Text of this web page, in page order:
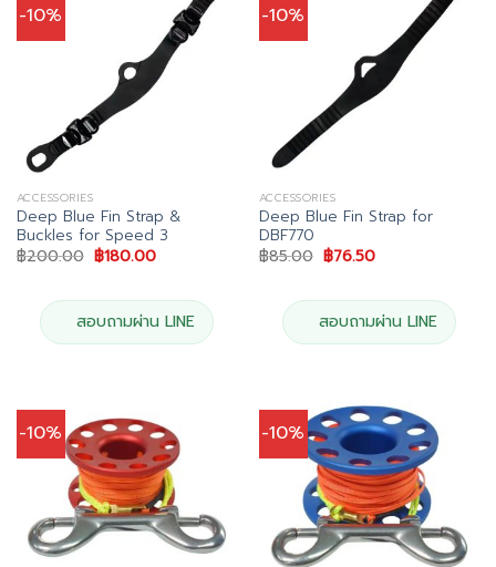
-10%
ACCESSORIES
Deep Blue Fin Strap &
Buckles for Speed 3
฿200.00 Original
price
฿200.00.
฿180.00Current
฿180.00.
สอบถามผ่าน LINE
-10%
ACCESSORIES
Deep Blue Fin Strap for
DBF770
฿85.00 Original
price
฿85.00.
฿76.50Current
฿76.50.
สอบถามผ่าน LINE
-10% -10%